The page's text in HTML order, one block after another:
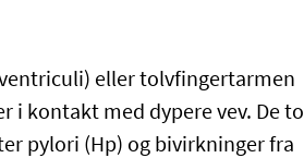
eller tolvfingertarmen
i kontakt med dypere vev. De to
pylori (Hp) og bivirkninger fra